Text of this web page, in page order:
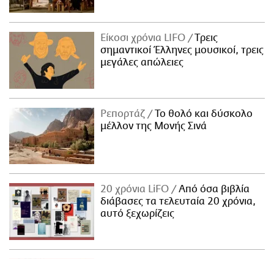
Είκοσι χρόνια LIFO
Tρεις
σημαντικοί Έλληνες μουσικοί, τρεις
μεγάλες απώλειες
Ρεπορτάζ
Το θολό και δύσκολο
μέλλον της Μονής Σινά
20 χρόνια LiFO
Από όσα βιβλία
διάβασες τα τελευταία 20 χρόνια,
αυτό ξεχωρίζεις